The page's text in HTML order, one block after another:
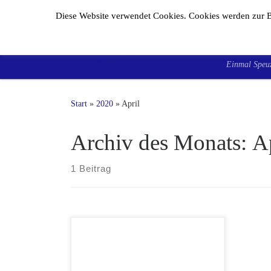
Zum Inhalt springen
Einmal
Start » 2020 » April
Archiv des Monats:
1 Beitrag
Diese Website verwendet Cookies. Cookies werden